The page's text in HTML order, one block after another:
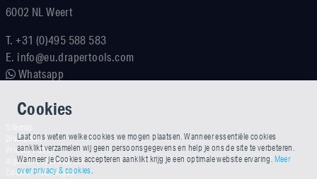
6002 NL Weert
T.+31 (0)495 588 583
E. info@eu.drapertools.com
Whatsapp
Disclaimer
Privacy Policy
Algemene voorwaarden
Cookie-instellingen
Cookies
Laat ons weten welke cookies we mogen plaatsen. Wanneer essentiële cookies
aanklikt verzamelen wij geen persoonsgegevens en help je ons de site te verbeteren.
Wanneer je Cookies accepteren aanklikt krijg je een optimale website ervaring. Meer
over privacy & cookies.